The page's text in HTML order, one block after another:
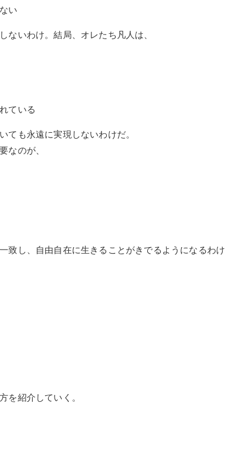
い
ないわけ。結局、オレたち凡人は、
ている
ても永遠に実現しないわけだ。
なのが、
致し、自由自在に生きることがきでるようになるわけ
を紹介していく。